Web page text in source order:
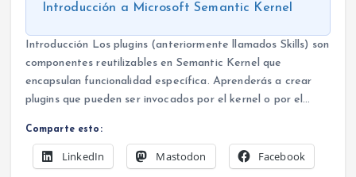
Introducción a Microsoft Semantic Kernel
Introducción Los plugins (anteriormente llamados Skills) son
componentes reutilizables en Semantic Kernel que
encapsulan funcionalidad específica. Aprenderás a crear
plugins que pueden ser invocados por el kernel o por el…
Comparte esto:
LinkedIn Mastodon Facebook